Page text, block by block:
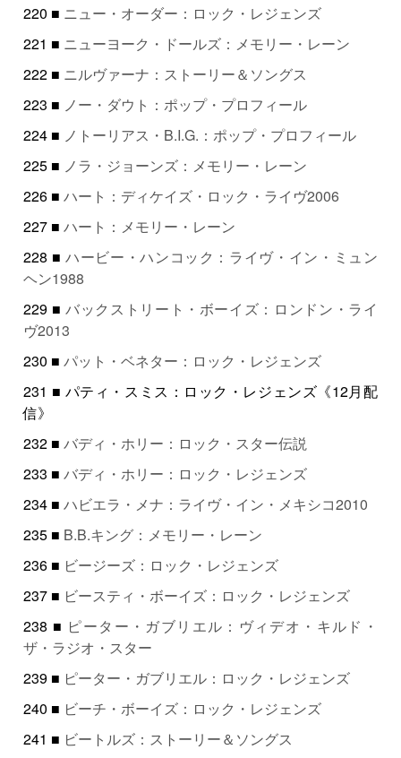
220 ■ ニュー・オーダー：ロック・レジェンズ
221 ■ ニューヨーク・ドールズ：メモリー・レーン
222 ■ ニルヴァーナ：ストーリー＆ソングス
223 ■ ノー・ダウト：ポップ・プロフィール
224 ■ ノトーリアス・B.I.G.：ポップ・プロフィール
225 ■ ノラ・ジョーンズ：メモリー・レーン
226 ■ハート：ディケイズ・ロック・ライヴ2006
227 ■ハート：メモリー・レーン
228 ■ハービー・ハンコック：ライヴ・イン・ミュン
ヘン1988
229 ■バックストリート・ボーイズ：ロンドン・ライ
ヴ2013
230 ■パット・ベネター：ロック・レジェンズ
231 ■ パティ・スミス：ロック・レジェンズ《12月配
信》
232 ■バディ・ホリー：ロック・スター伝説
233 ■バディ・ホリー：ロック・レジェンズ
234 ■ハビエラ・メナ：ライヴ・イン・メキシコ2010
235 ■ B.B.キング：メモリー・レーン
236 ■ ビージーズ：ロック・レジェンズ
237 ■ ビースティ・ボーイズ：ロック・レジェンズ
238 ■ ピーター・ガブリエル：ヴィデオ・キルド・
ザ・ラジオ・スター
239 ■ ピーター・ガブリエル：ロック・レジェンズ
240 ■ ビーチ・ボーイズ：ロック・レジェンズ
241 ■ ビートルズ：ストーリー＆ソングス